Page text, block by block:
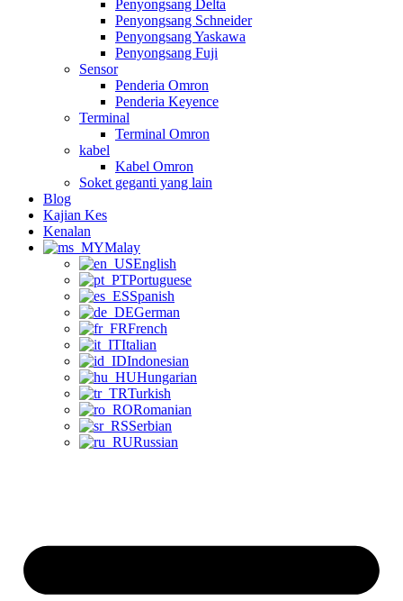
Penyongsang Delta
Penyongsang Schneider
Penyongsang Yaskawa
Penyongsang Fuji
Sensor
Penderia Omron
Penderia Keyence
Terminal
Terminal Omron
kabel
Kabel Omron
Soket geganti yang lain
Blog
Kajian Kes
Kenalan
Malay
English
Portuguese
Spanish
German
French
Italian
Indonesian
Hungarian
Turkish
Romanian
Serbian
Russian